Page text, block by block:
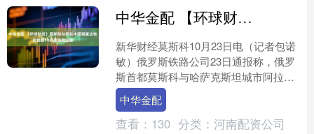
中华金配 【环球财经】莫斯科与阿拉木图间直达铁路线路10月底恢复运营
新华财经莫斯科10月23日电（记者包诺
敏）俄罗斯铁路公司23日通报称，俄罗
斯首都莫斯科与哈萨克斯坦城市阿拉木
图之间的直达铁路客运服务将于10月底
正式恢复。 据俄....
中华金配
查看： 130 分类： 河南配资公司